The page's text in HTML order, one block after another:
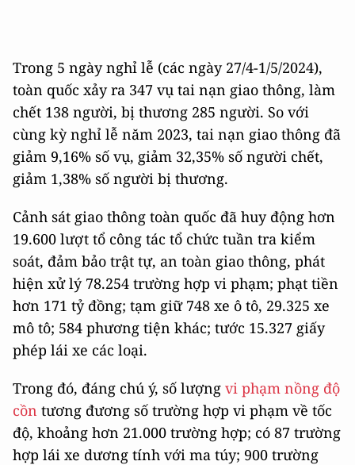
Trong 5 ngày nghỉ lễ (các ngày 27/4-1/5/2024),
toàn quốc xảy ra 347 vụ tai nạn giao thông, làm
chết 138 người, bị thương 285 người. So với
cùng kỳ nghỉ lễ năm 2023, tai nạn giao thông đã
giảm 9,16% số vụ, giảm 32,35% số người chết,
giảm 1,38% số người bị thương.
Cảnh sát giao thông toàn quốc đã huy động hơn
19.600 lượt tổ công tác tổ chức tuần tra kiểm
soát, đảm bảo trật tự, an toàn giao thông, phát
hiện xử lý 78.254 trường hợp vi phạm; phạt tiền
hơn 171 tỷ đồng; tạm giữ 748 xe ô tô, 29.325 xe
mô tô; 584 phương tiện khác; tước 15.327 giấy
phép lái xe các loại.
Trong đó, đáng chú ý, số lượng vi phạm nồng độ
cồn tương đương số trường hợp vi phạm về tốc
độ, khoảng hơn 21.000 trường hợp; có 87 trường
hợp lái xe dương tính với ma túy; 900 trường